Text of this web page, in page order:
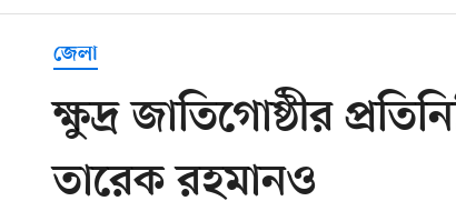
জেলা
ক্ষুদ্র জাতিগোষ্ঠীর
তারেক রহমানও